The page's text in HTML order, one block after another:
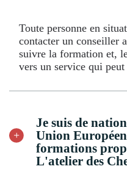
Toute personne en
contacter un conseiller
suivre la formation et,
vers un service qui
Je suis de
Union
formations
L'atelier des